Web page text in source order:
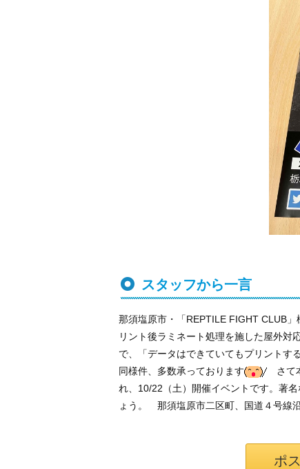
スタッフから一言
那須塩原市・「REPTILE FIGHT CLUB
リント後ラミネート処理を施した屋外対
で、「データはできていてもプリントす
同様件、多数承っております
さて
れ、10/22（土）開催イベントです。著
ょう。 那須塩原市二区町、国道４号線
ポ